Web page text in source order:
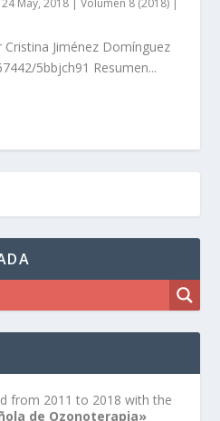
Jiménez Domínguez
5bbjch91 Resumen...
from 2011 to 2018 with the
de Ozonoterapia»